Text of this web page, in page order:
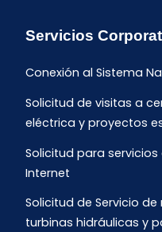
Servicios
Conexión al Sistema
Solicitud de visitas a
eléctrica y proyectos
Solicitud para
Internet
Solicitud de Servicio
turbinas hidráulicas y